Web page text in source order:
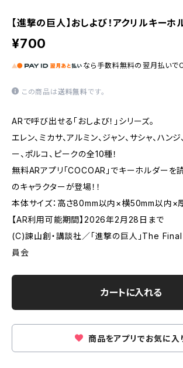
【進撃の巨人】おしよび！アクリルキーホ
¥700
なら 手数料無料の 翌月払いで
この商品は送料無料です。
ARで呼び出せる「おしよび！」シリーズ。
エレン、ミカサ、アルミン、ジャン、サシャ、ハンジ
ー、ポルコ、ピークの全10種！
無料ARアプリ「COCOAR」でキーホルダーを
のキャラクターが登場！！
本体サイズ：高さ80mm以内×横50mm以内×
【AR利用可能期間】2026年2月28日まで
(C)諫山創・講談社／「進撃の巨人」The
員会
カートに入れる
商品をアプリでお気に入